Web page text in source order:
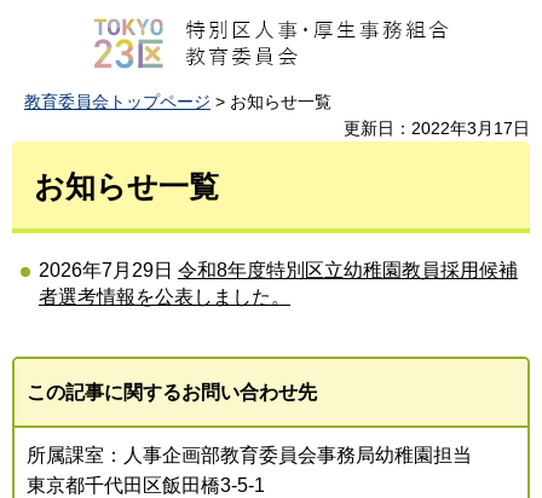
教育委員会トップページ > お知らせ一覧
更新日：2022年3月17日
お知らせ一覧
2026年7月29日 令和8年度特別区立幼稚園教員採用候補
者選考情報を公表しました。
この記事に関するお問い合わせ先
所属課室：人事企画部教育委員会事務局幼稚園担当
東京都千代田区飯田橋3-5-1